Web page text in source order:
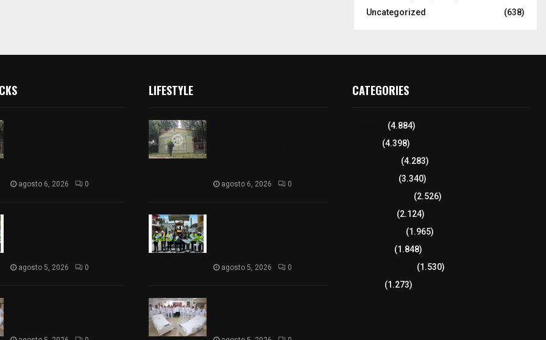
Uncategorized
(638)
agosto 6, 2026 0
agosto 5, 2026 0
LIFESTYLE
agosto 6, 2026 0
agosto 5, 2026 0
CATEGORIES
(4.884)
(4.398)
(4.283)
(3.340)
(2.526)
(2.124)
(1.965)
(1.848)
(1.530)
(1.273)